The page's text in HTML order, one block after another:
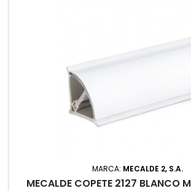
MARCA: MECALDE 2, S.A.
MECALDE COPETE 2127 BLANCO